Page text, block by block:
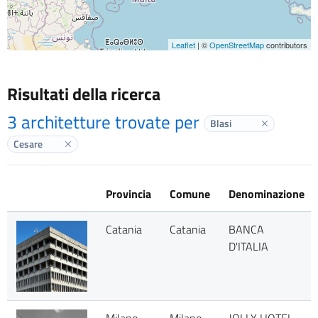
Leaflet | ©OpenStreetMapcontributors
Risultati della ricerca
3 architetture trovate per Blasi Elimina
Cesare Elimina label
Provincia Comune Denominazione
Catania Catania
BANCA
D'ITALIA